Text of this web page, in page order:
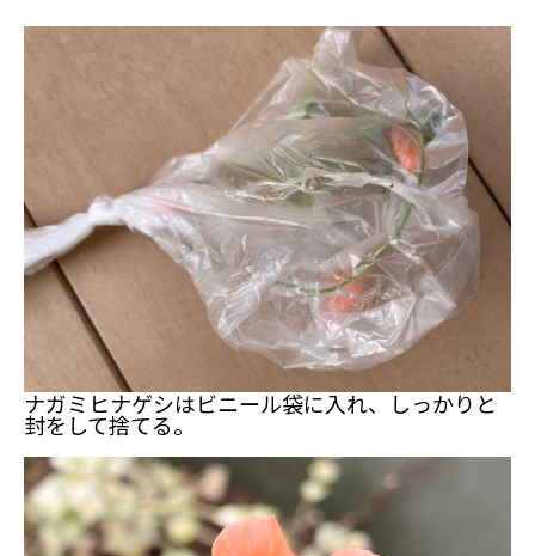
ナガミヒナゲシはビニール袋に入れ、しっかりと
封をして捨てる。